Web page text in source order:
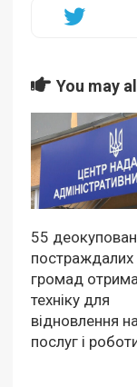
You may
55
постраждалих
громад
техніку для
відновлення
послуг і